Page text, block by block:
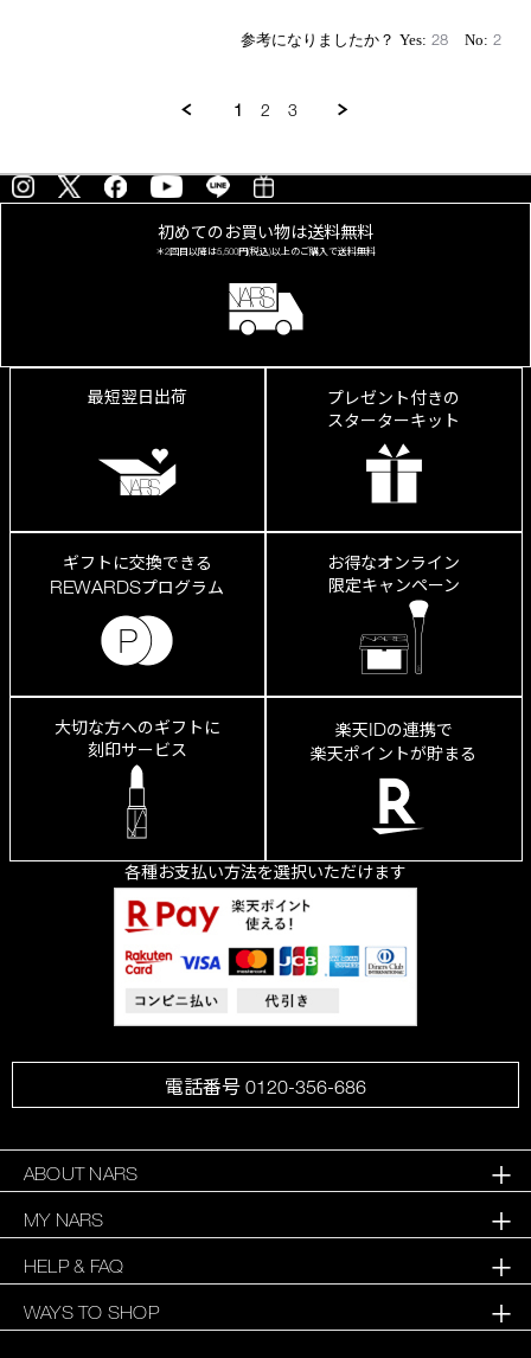
ス
ル
ス
ワ
28 2
1 2 3
初めてのお買い物は送料無料
＊2回目以降は5,500円(税込)以上のご購入で送料無料
最短翌日出荷
プレゼント付きの
スターターキット
ギフトに交換できる
REWARDSプログラム
お得なオンライン
限定キャンペーン
大切な方へのギフトに
刻印サービス
楽天IDの連携で
楽天ポイントが貯まる
各種お支払い方法を選択いただけます
電話番号 0120-356-686
ABOUT NARS
MY NARS
HELP & FAQ
WAYS TO SHOP